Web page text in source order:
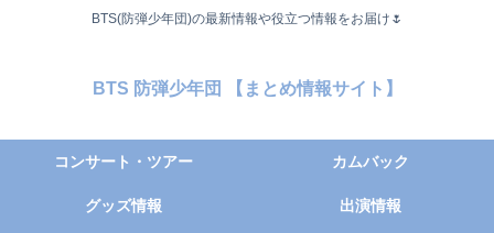
BTS(防弾少年団)の最新情報や役立つ情報をお届け🌷
BTS 防弾少年団 【まとめ情報サイト】
コンサート・ツアー カムバック
グッズ情報 出演情報